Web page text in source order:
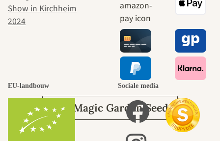
naar onszelf
leidt door de
tuin.
Over Magic Garden Seeds
EU-landbouw Sociale media